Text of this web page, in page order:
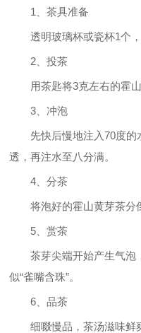
1、茶具准备
透明玻璃杯或瓷杯1个，
2、投茶
用茶匙将3克左右的霍山
3、冲泡
先快后慢地注入70度的
透，再注水至八分满。
4、分茶
将泡好的霍山黄芽茶分
5、赏茶
茶芽尖端开始产生气泡
似“雀嘴含珠”。
6、品茶
细啜慢品，茶汤滋味鲜